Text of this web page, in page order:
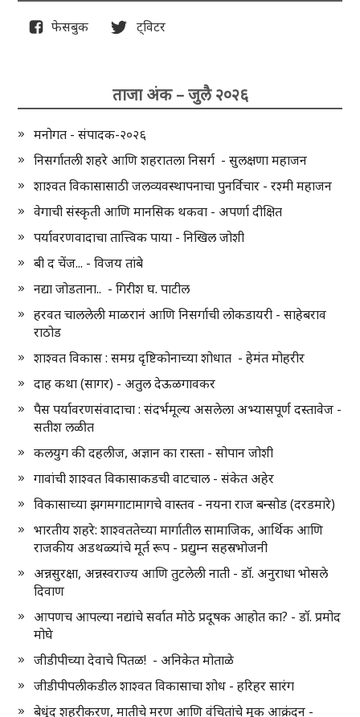
फेसबुक ट्विटर
ताजा अंक – जुलै २०२६
मनोगत - संपादक-२०२६
निसर्गातली शहरे आणि शहरातला निसर्ग - सुलक्षणा महाजन
शाश्वत विकासासाठी जलव्यवस्थापनाचा पुनर्विचार - रश्मी महाजन
वेगाची संस्कृती आणि मानसिक थकवा - अपर्णा दीक्षित
पर्यावरणवादाचा तात्त्विक पाया - निखिल जोशी
बी द चेंज... - विजय तांबे
नद्या जोडताना.. - गिरीश घ. पाटील
हरवत चाललेली माळरानं आणि निसर्गाची लोकडायरी - साहेबराव
राठोड
शाश्वत विकास : समग्र दृष्टिकोनाच्या शोधात - हेमंत मोहरीर
दाह कथा (सागर) - अतुल देऊळगावकर
पैस पर्यावरणसंवादाचा : संदर्भमूल्य असलेला अभ्यासपूर्ण दस्तावेज -
सतीश लळीत
कलयुग की दहलीज, अज्ञान का रास्ता - सोपान जोशी
गावांची शाश्वत विकासाकडची वाटचाल - संकेत अहेर
विकासाच्या झगमगाटामागचे वास्तव - नयना राज बन्सोड (दरडमारे)
भारतीय शहरे: शाश्वततेच्या मार्गातील सामाजिक, आर्थिक आणि
राजकीय अडथळ्यांचे मूर्त रूप - प्रद्युम्न सहस्रभोजनी
अन्नसुरक्षा, अन्नस्वराज्य आणि तुटलेली नाती - डॉ. अनुराधा भोसले
दिवाण
आपणच आपल्या नद्यांचे सर्वात मोठे प्रदूषक आहोत का? - डॉ. प्रमोद
मोघे
जीडीपीच्या देवाचे पितळ! - अनिकेत मोताळे
जीडीपीपलीकडील शाश्वत विकासाचा शोध - हरिहर सारंग
बेधुंद शहरीकरण, मातीचे मरण आणि वंचितांचे मूक आक्रंदन -